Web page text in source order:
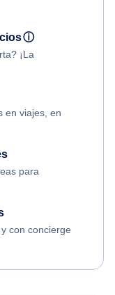
ⓘ
¡La
en viajes, en
para
con concierge